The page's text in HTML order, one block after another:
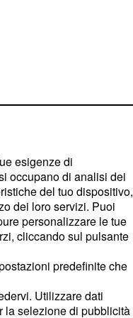
esigenze di
occupano di analisi dei
del tuo dispositivo,
dei loro servizi. Puoi
personalizzare le tue
cliccando sul pulsante
predefinite che
Utilizzare dati
la selezione di pubblicità